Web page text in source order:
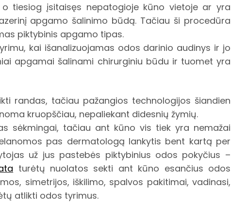
tiesiog įsitaisęs nepatogioje kūno vietoje ar yra
apgamo šalinimo būdą. Tačiau ši procedūra
piktybinis apgamo tipas.
kai išanalizuojamas odos darinio audinys ir jo
apgamai šalinami chirurginiu būdu ir tuomet yra
randas, tačiau pažangios technologijos šiandien
kruopščiau, nepaliekant didesnių žymių.
sėkmingai, tačiau ant kūno vis tiek yra nemažai
pas dermatologą lankytis bent kartą per
už jus pastebės piktybinius odos pokyčius –
turėtų nuolatos sekti ant kūno esančius odos
simetrijos, iškilimo, spalvos pakitimai, vadinasi,
atlikti odos tyrimus.